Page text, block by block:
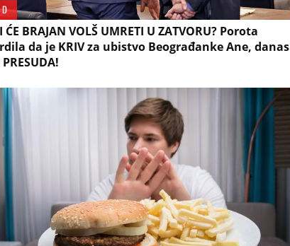
ĆE BRAJAN VOLŠ UMRETI U ZATVORU? Porota
da je KRIV za ubistvo Beograđanke Ane, danas